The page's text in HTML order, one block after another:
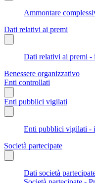
Ammontare
Dati relativi ai premi
Dati relativi ai premi -
Benessere organizzativo
Enti controllati
Enti pubblici vigilati
Enti pubblici vigilati -
Società partecipate
Dati società